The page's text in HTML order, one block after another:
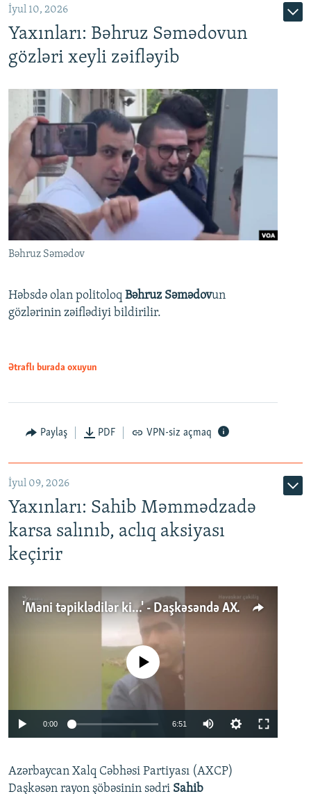
İyul 10, 2026
Yaxınları: Bəhruz Səmədovun
gözləri xeyli zəifləyib
Bəhruz Səmədov
Həbsdə olan politoloq Bəhruz Səmədovun
gözlərinin zəiflədiyi bildirilir.
Ətraflı burada oxuyun
Paylaş PDF VPN-siz açmaq
İyul 09, 2026
Yaxınları: Sahib Məmmədzadə
karsa salınıb, aclıq aksiyası
keçirir
'Məni təpiklədilər ki...' - Daşkəsəndə AXCP fəalının yaxınları onun həbsinə etiraz edirlər
No media source currently available
0:00 6:51
360p
Azərbaycan Xalq Cəbhəsi Partiyası (AXCP)
Daşkəsən rayon şöbəsinin sədri Sahib